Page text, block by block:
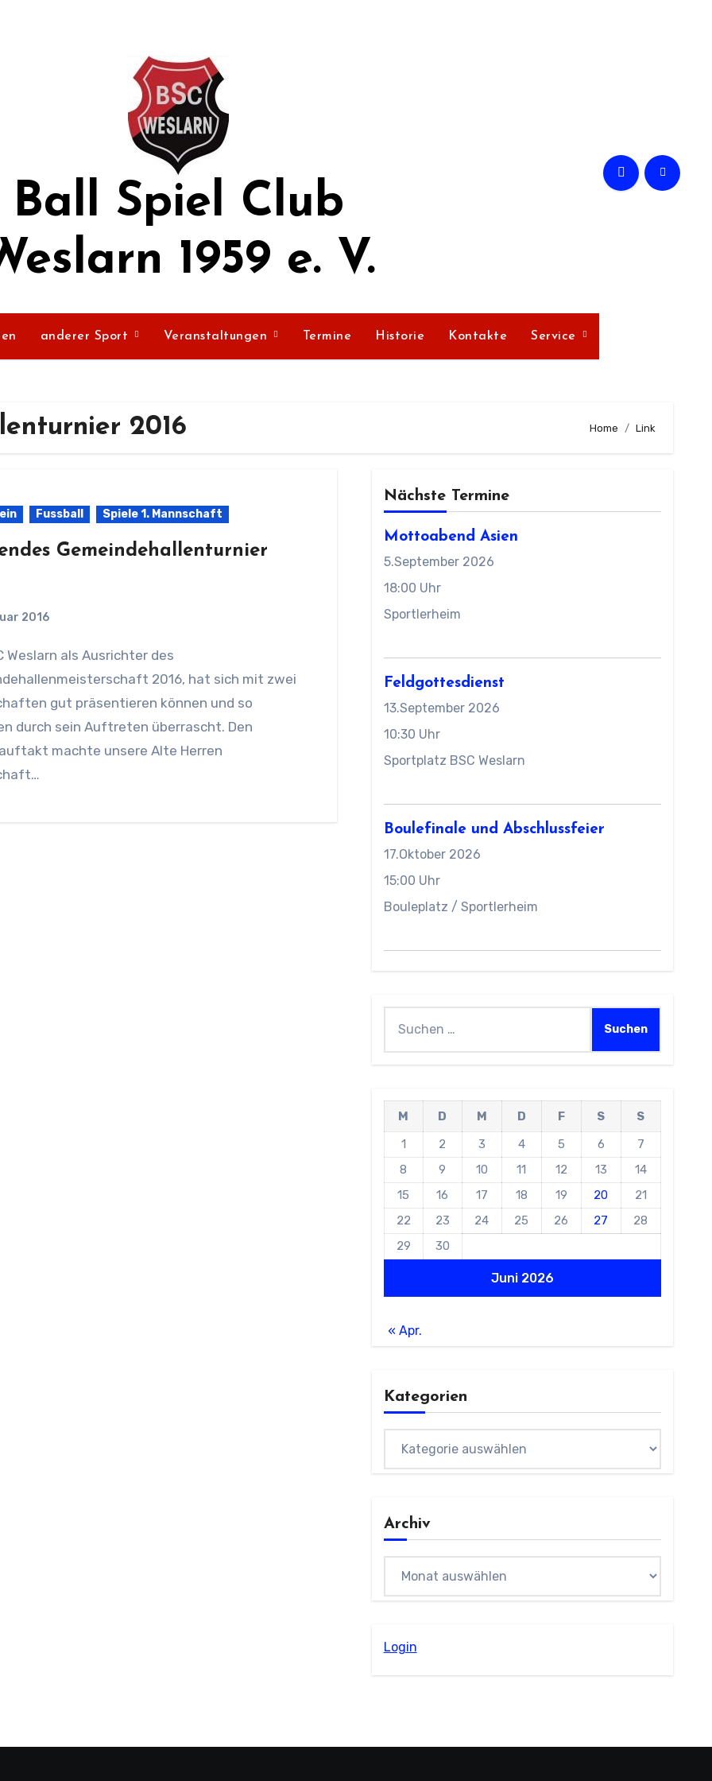
Ball Spiel Club
1959 e. V.
anderer Sport Veranstaltungen Termine Historie Kontakte Service
2016 Home Link
Fussball Spiele 1. Mannschaft
Gemeindehallenturnier
2016
2016, hat sich mit zwei
gut präsentieren können und so
durch sein Auftreten überrascht. Den
machte unsere Alte Herren
Nächste Termine
Mottoabend Asien
5.September 2026
18:00 Uhr
Sportlerheim
Feldgottesdienst
13.September 2026
10:30 Uhr
Sportplatz BSC Weslarn
Boulefinale und Abschlussfeier
17.Oktober 2026
15:00 Uhr
Bouleplatz / Sportlerheim
nach:
Juni 2026
M D M D F S
S
1
2 3 4 5 6
7
8
9 10 11 12 13
14
15
16 17 18 19 20
21
22
23 24 25 26 27
28
29
30
« Apr.
Kategorien
Archiv
Login